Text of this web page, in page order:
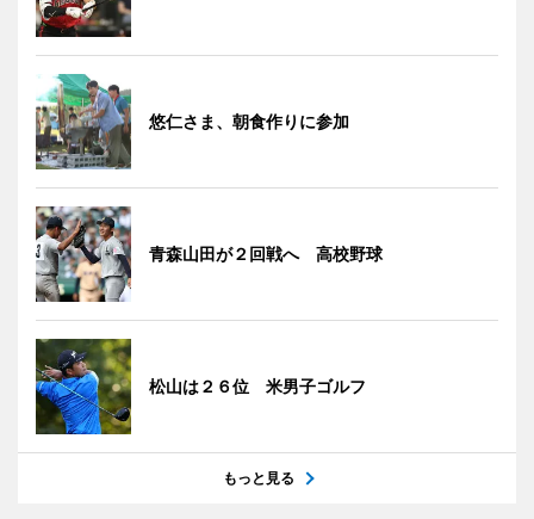
悠仁さま、朝食作りに参加
青森山田が２回戦へ 高校野球
松山は２６位 米男子ゴルフ
もっと見る